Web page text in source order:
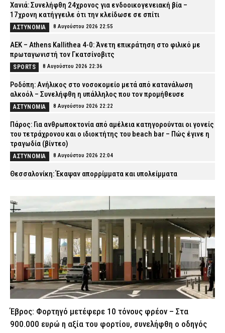
Χανιά: Συνελήφθη 24χρονος για ενδοοικογενειακή βία –
17χρονη κατήγγειλε ότι την κλείδωσε σε σπίτι
ΑΣΤΥΝΟΜΙΑ 8 Αυγούστου 2026 22:55
ΑΕΚ – Athens Kallithea 4-0: Άνετη επικράτηση στο φιλικό με
πρωταγωνιστή τον Γκατσίνοβιτς
SPORTS 8 Αυγούστου 2026 22:36
Ροδόπη: Ανήλικος στο νοσοκομείο μετά από κατανάλωση
αλκοόλ – Συνελήφθη η υπάλληλος που τον προμήθευσε
ΑΣΤΥΝΟΜΙΑ 8 Αυγούστου 2026 22:22
Πάρος: Για ανθρωποκτονία από αμέλεια κατηγορούνται οι γονείς
του τετράχρονου και ο ιδιοκτήτης του beach bar – Πώς έγινε η
τραγωδία (βίντεο)
ΑΣΤΥΝΟΜΙΑ 8 Αυγούστου 2026 22:04
Θεσσαλονίκη: Έκαψαν απορρίμματα και υπολείμματα
ΕΙΔΗΣΕΙΣ 8 Αυγούστου 2026 21:50
Χωρίς τις αισθήσεις του ανασύρθηκε 77χρονος από πηγάδι
στην Παλαγιά Αλεξανδρούπολης
ΕΙΔΗΣΕΙΣ 8 Αυγούστου 2026 21:35
Συνελήφθησαν δύο άτομα στην Κορινθία για πυρκαγιά που
προκλήθηκε από βραχυκύκλωμα σε φωτοβολταϊκό πάρκο
ΑΣΤΥΝΟΜΙΑ 8 Αυγούστου 2026 21:25
«Ερυθρός Σταυρός»: Σοκαριστική επίθεση σε νοσηλεύτρια στα
ΕΙΔΗΣΕΙΣ 8 Αυγούστου 2026 21:12
Έβρος: Φορτηγό μετέφερε 10 τόνους φρέον – Στα
900.000 ευρώ η αξία του φορτίου, συνελήφθη ο οδηγός